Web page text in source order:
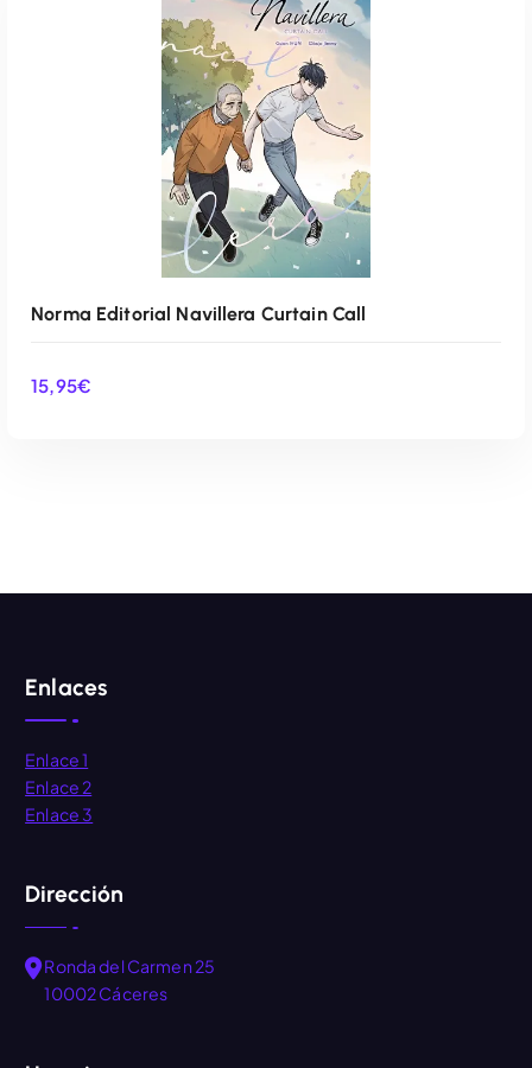
AÑADIR AL CARRITO
Norma Editorial Navillera Curtain Call
15,95€
Enlaces
Enlace 1
Enlace 2
Enlace 3
Dirección
Ronda del Carmen 25
10002 Cáceres